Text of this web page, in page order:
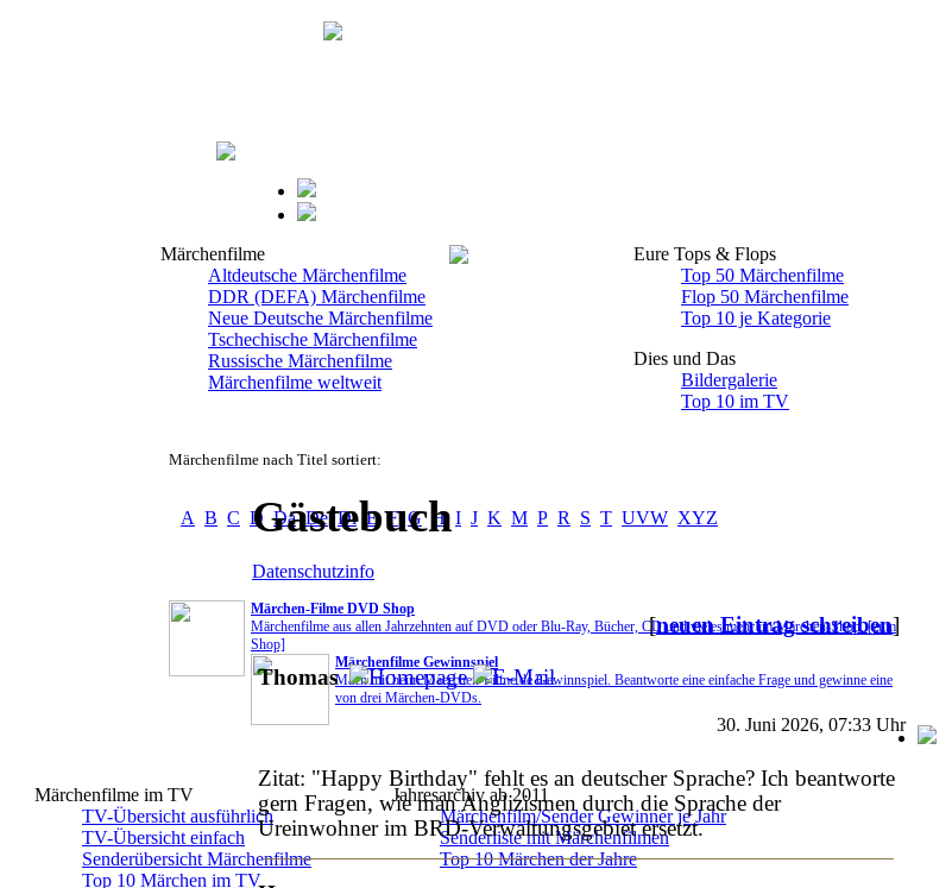
Märchenfilme
Altdeutsche Märchenfilme
DDR (DEFA) Märchenfilme
Neue Deutsche Märchenfilme
Tschechische Märchenfilme
Russische Märchenfilme
Märchenfilme weltweit
Eure Tops & Flops
Top 50 Märchenfilme
Flop 50 Märchenfilme
Top 10 je Kategorie
Dies und Das
Bildergalerie
Top 10 im TV
Märchenfilme nach Titel sortiert:
A B C D Da De Di E F G H I J K M P R S T UVW XYZ
Märchen-Filme DVD Shop
Märchenfilme aus allen Jahrzehnten auf DVD oder Blu-Ray, Bücher, CD und vieles mehr im Märchen-Shop. [zum
Shop]
Märchenfilme Gewinnspiel
Mach mit beim Maerchen-Filme.de Gewinnspiel. Beantworte eine einfache Frage und gewinne eine
von drei Märchen-DVDs.
Märchenfilme im TV
TV-Übersicht ausführlich
TV-Übersicht einfach
Senderübersicht Märchenfilme
Top 10 Märchen im TV
Jahresarchiv ab 2011
Märchenfilm/Sender Gewinner je Jahr
Senderliste mit Märchenfilmen
Top 10 Märchen der Jahre
Gästebuch
Datenschutzinfo
[neuen Eintrag schreiben]
Thomas
30. Juni 2026, 07:33 Uhr
Zitat: "Happy Birthday" fehlt es an deutscher Sprache? Ich beantworte
gern Fragen, wie man Anglizismen durch die Sprache der
Ureinwohner im BRD-Verwaltungsgebiet ersetzt.